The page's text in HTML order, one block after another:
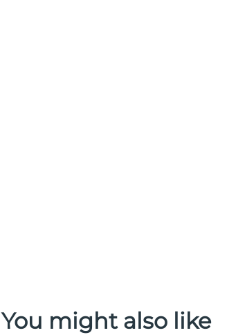
You might also like